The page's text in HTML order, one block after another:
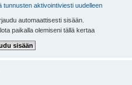
tunnusten aktivointiviesti uudelleen
automaattisesti sisään.
paikalla olemiseni tällä kertaa